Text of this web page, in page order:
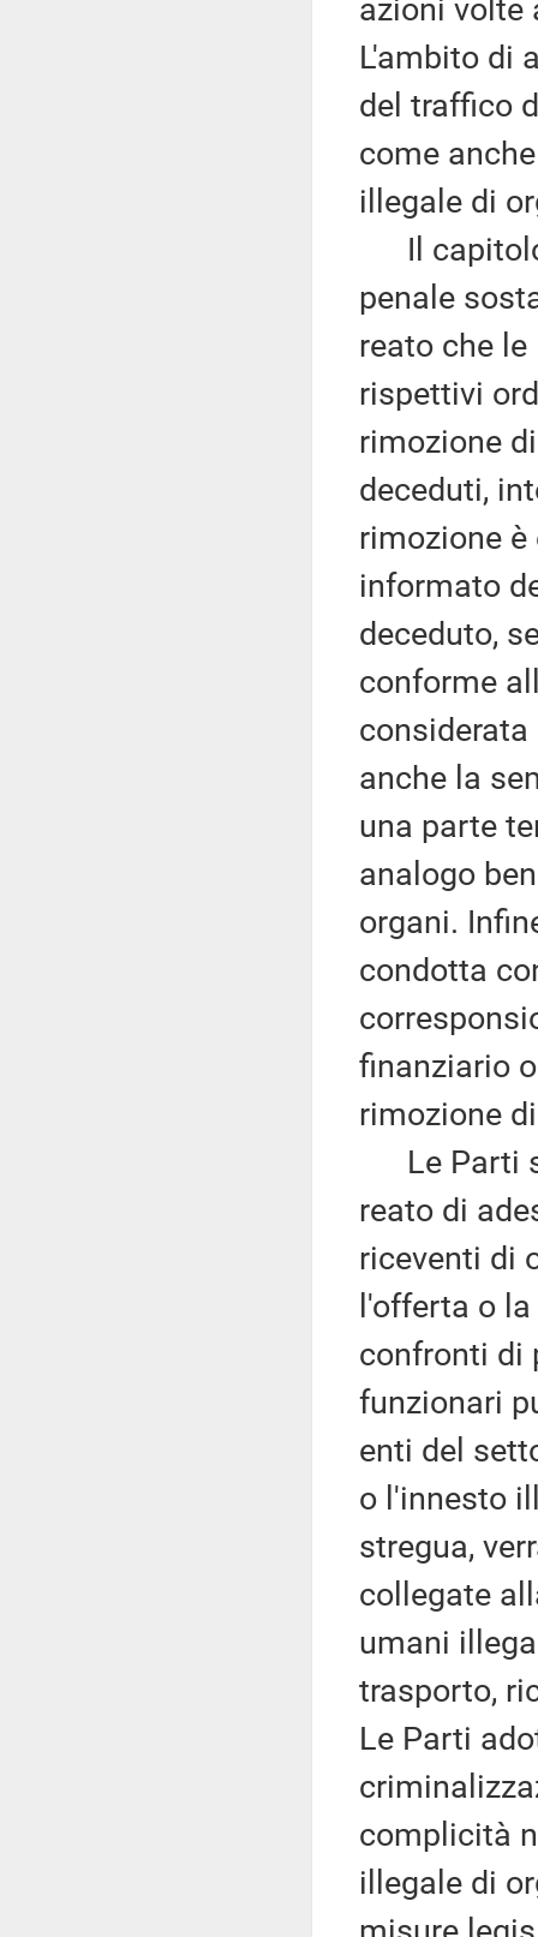
azioni volte
L'ambito di
del traffico
come
illegale di
Il capitolo
penale
reato che
rispettivi
rimozione
deceduti,
rimozione
informato
deceduto,
conforme
anche la
una parte
analogo
organi.
condotta
finanziario
rimozione
Le Parti
reato di
riceventi di
l'offerta o
confronti di
funzionari
enti del
o l'innesto
stregua,
collegate
umani
trasporto,
Le Parti
complicità
illegale di